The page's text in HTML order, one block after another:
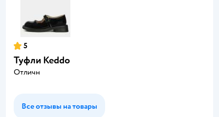
5
Туфли Keddo
Отличн
Все отзывы на товары